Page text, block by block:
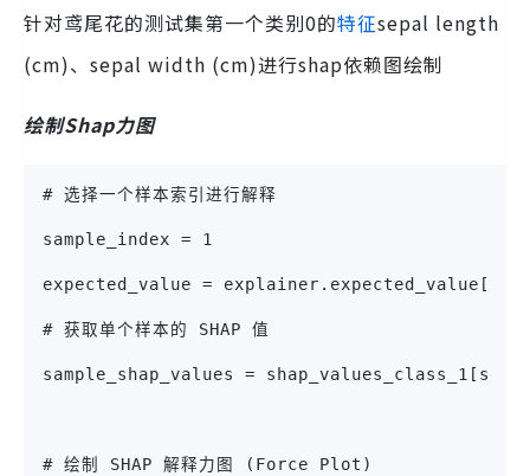
针对鸢尾花的测试集第一个类别0的特征sepal length
(cm)、sepal width (cm)进行shap依赖图绘制
绘制Shap力图
# 选择一个样本索引进行解释
sample_index = 1
expected_value = explainer.expected_value[0]  # 需
# 获取单个样本的 SHAP 值
sample_shap_values =
# 绘制 SHAP 解释力图 (Force Plot)